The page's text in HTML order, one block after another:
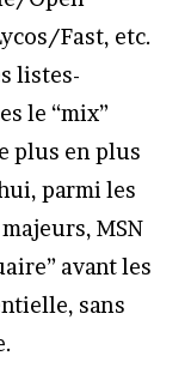
Fast, etc.
listes-
le “mix”
plus en plus
parmi les
MSN
avant les
sans